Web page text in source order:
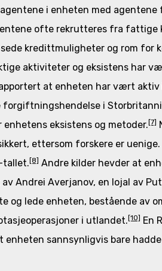
i enheten med agentene
ofte rekrutteres fra fattige
kredittmuligheter og rom for
aktiviteter og eksistens har
at enheten har vært aktiv
forgiftningshendelse i
eksistens og metoder.[7]
ettersom forskere er
tallet.[8] Andre kilder hevder at
Andrei Averjanov, en lojal av
og lede enheten, bestående av
i utlandet.[10] En
enheten sannsynligvis bare